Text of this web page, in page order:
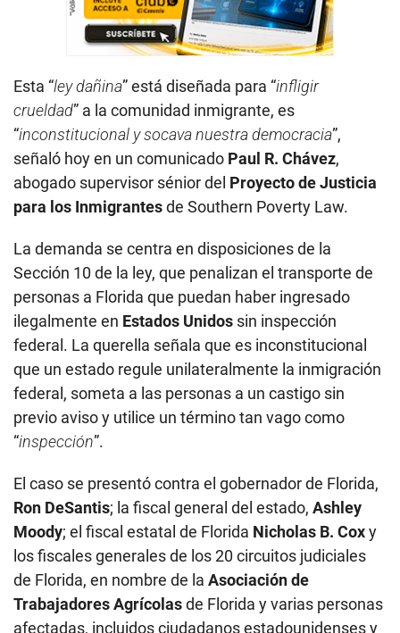
Esta “ley dañina” está diseñada para “infligir
crueldad” a la comunidad inmigrante, es
“inconstitucional y socava nuestra democracia”,
señaló hoy en un comunicado Paul R. Chávez,
abogado supervisor sénior del Proyecto de Justicia
para los Inmigrantesde Southern Poverty Law.
La demanda se centra en disposiciones de la
Sección 10 de la ley, que penalizan el transporte de
personas a Florida que puedan haber ingresado
ilegalmente en Estados Unidos sin inspección
federal. La querella señala que es inconstitucional
que un estado regule unilateralmente la inmigración
federal, someta a las personas a un castigo sin
previo aviso y utilice un término tan vago como
“inspección”.
El caso se presentó contra el gobernador de Florida,
Ron DeSantis; la fiscal general del estado, Ashley
Moody; el fiscal estatal de Florida Nicholas B. Coxy
los fiscales generales de los 20 circuitos judiciales
de Florida, en nombre de la Asociación de
Trabajadores Agrícolasde Florida y varias personas
afectadas, incluidos ciudadanos estadounidenses y